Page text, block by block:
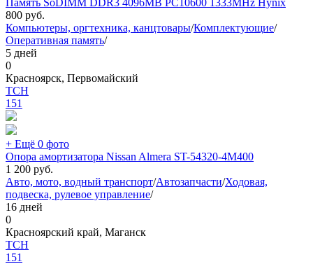
Память SoDIMM DDR3 4096MB PC10600 1333MHz Hynix
800 руб.
Компьютеры, оргтехника, канцтовары/Комплектующие/
Оперативная память/
5 дней
0
Красноярск, Первомайский
TCH
151
+ Ещё 0 фото
Опора амортизатора Nissan Almera ST-54320-4M400
1 200 руб.
Авто, мото, водный транспорт/Автозапчасти/Ходовая,
подвеска, рулевое управление/
16 дней
0
Красноярский край, Маганск
TCH
151